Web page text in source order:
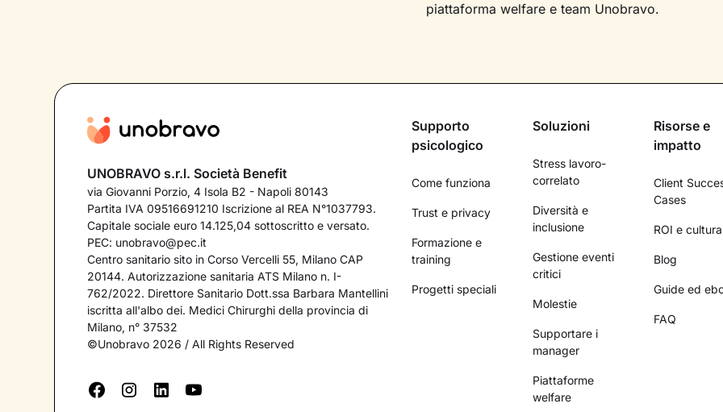
piattaforma welfare e team Unobravo.
UNOBRAVO s.r.l. Società Benefit
via Giovanni Porzio, 4 Isola B2 - Napoli 80143
Partita IVA 09516691210 Iscrizione al REA N°1037793.
Capitale sociale euro 14.125,04 sottoscritto e versato.
PEC: unobravo@pec.it
Centro sanitario sito in Corso Vercelli 55, Milano CAP
20144. Autorizzazione sanitaria ATS Milano n. I-
762/2022. Direttore Sanitario Dott.ssa Barbara Mantellini
iscritta all'albo dei. Medici Chirurghi della provincia di
Milano, n° 37532
©Unobravo 2026 / All Rights Reserved
Supporto
psicologico
Come funziona
Trust e privacy
Formazione e
training
Progetti speciali
Soluzioni
Stress lavoro-
correlato
Diversità e
inclusione
Gestione eventi
critici
Molestie
Supportare i
manager
Piattaforme
welfare
Risorse e
impatto
Client
Cases
ROI e cultura
Blog
Guide ed
FAQ